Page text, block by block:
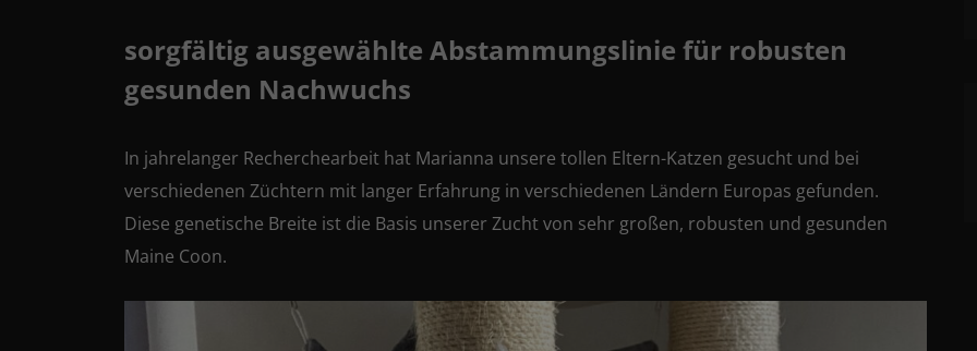
sorgfältig ausgewählte Abstammungslinie für robusten
gesunden Nachwuchs
In jahrelanger Recherchearbeit hat Marianna unsere tollen Eltern-Katzen gesucht und bei
verschiedenen Züchtern mit langer Erfahrung in verschiedenen Ländern Europas gefunden.
Diese genetische Breite ist die Basis unserer Zucht von sehr großen, robusten und gesunden
Maine Coon.